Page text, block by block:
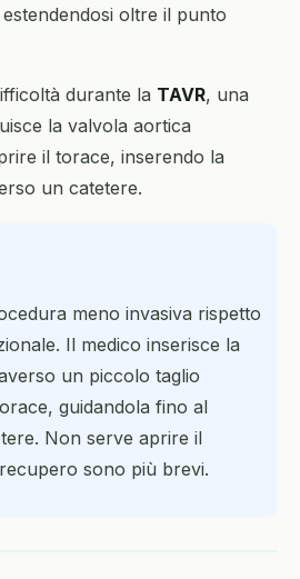
oltre il punto
durante la TAVR, una
la valvola aortica
il torace, inserendo la
un catetere.
meno invasiva rispetto
Il medico inserisce la
un piccolo taglio
guidandola fino al
Non serve aprire il
sono più brevi.